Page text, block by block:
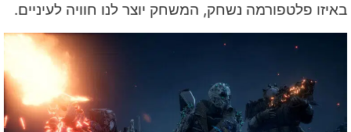
באיזו פלטפורמה נשחק, המשחק יוצר לנו חוויה לעיניים.